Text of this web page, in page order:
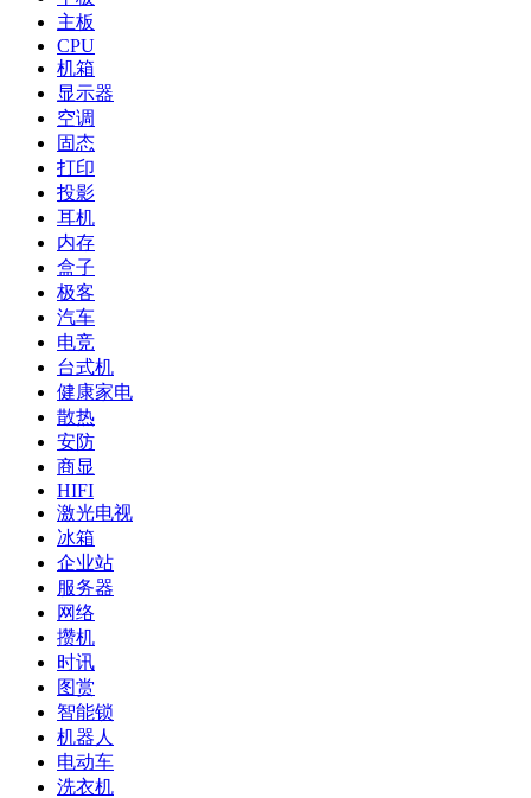
主板
CPU
机箱
显示器
空调
固态
打印
投影
耳机
内存
盒子
极客
汽车
电竞
台式机
健康家电
散热
安防
商显
HIFI
激光电视
冰箱
企业站
服务器
网络
攒机
时讯
图赏
智能锁
机器人
电动车
洗衣机